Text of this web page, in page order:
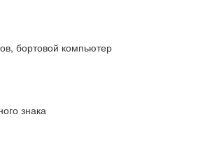
бортовой компьютер
знака